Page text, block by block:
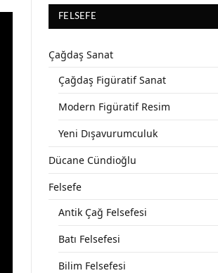
FELSEFE
Çağdaş Sanat
Çağdaş Figüratif Sanat
Modern Figüratif Resim
Yeni Dışavurumculuk
Dücane Cündioğlu
Felsefe
Antik Çağ Felsefesi
Batı Felsefesi
Bilim Felsefesi